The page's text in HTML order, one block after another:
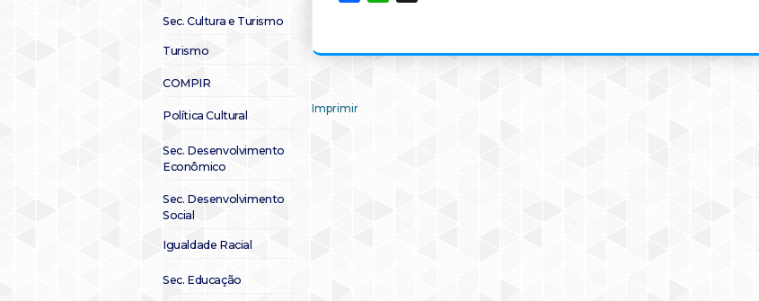
Sec. Cultura e Turismo
Turismo
COMPIR
Política Cultural
Sec. Desenvolvimento
Econômico
Sec. Desenvolvimento
Social
Igualdade Racial
Sec. Educação
Imprimir